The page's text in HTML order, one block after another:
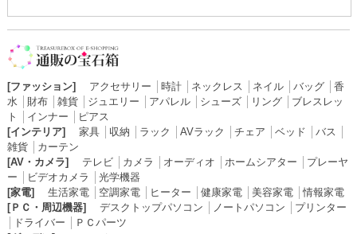
[ファッション] アクセサリー 時計│ ネックレス ネイル│ バッグ│ 香
水
財布│ 雑貨│ ジュエリー アパレル│ シューズ│ リング│ ブレスレッ
ト
インナー
ピアス
[インテリア]
家具│ 収納 ラック AVラック チェア ベッド バス
雑貨│ カーテン
[AV・カメラ]
テレビ│ カメラ オーディオ ホームシアター
プレーヤ
ー
ビデオカメラ
光学機器
[家電]
生活家電│ 空調家電│ ヒーター 健康家電│ 美容家電│情報家電
[ＰＣ・周辺機器]
デスクトップパソコン ノートパソコン
プリンター
ドライバー
ＰＣパーツ